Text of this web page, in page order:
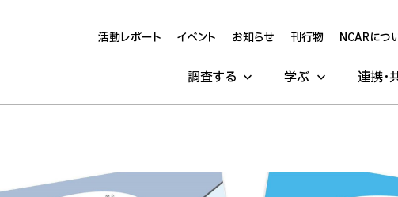
調査する 学ぶ 連携・
活動レポート イベント お知らせ 刊行物 NCARにつ